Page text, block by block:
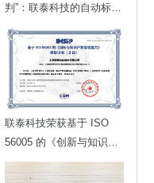
判”：联泰科技的自动标定
技术，如何为智能制造划
定更高的行业标准？
联泰科技荣获基于 ISO
56005 的《创新与知识产
权管理能力》等级证书